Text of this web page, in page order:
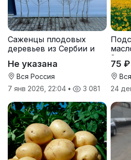
Саженцы плодовых
деревьев из Сербии и
Не указана
Вся Россия
7 янв 2026, 22:04 • 3 081
75 ₽
24